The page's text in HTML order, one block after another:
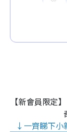
【新會員限定
↓一齊睇下小